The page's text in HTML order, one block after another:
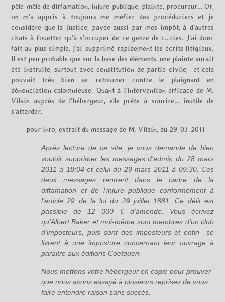
pêle-mêle de diffamation, injure publique, plainte, procureur… Or,
on m’a appris à toujours me méfier des procéduriers et je
considère que la Justice, payée aussi par mes impôt, à d’autres
chats à fouetter qu’à s’occuper de ce genre de c…ries. J’ai donc
fait au plus simple, j’ai supprimé rapidement les écrits litigieux.
Il est peu probable que sur la base des éléments, une plainte aurait
été instruite, surtout avec constitution de partie civile, et cela
pouvait très bien se retourner contre le plaignant en
dénonciation calomnieuse. Quant à l’intervention efficace de M.
Vilain auprès de l’hébergeur, elle prête à sourire… inutile de
s’attarder.
pour info, extrait du message de M. Vilain, du 29-03-2011
Après lecture de ce site, je vous demande de bien
vouloir supprimer les messages d’admin du 28 mars
2011 à 18:04 et celui du 29 mars 2011 à 09:30. Ces
deux messages rentrent dans le cadre de la
diffamation et de l’injure publique conformément à
l’article 29 de la loi du 29 juillet 1881. Ce délit est
passible de 12 000 € d’amende. Vous écrivez
qu’Albert Baker et moi-même sont membres d’un club
d’imposteurs, puis sont des imposteurs et enfin se
livrent à une imposture concernant leur ouvrage à
paraitre aux éditions Coetquen.
Nous mettons votre hébergeur en copie pour prouver
que nous avons essayé à plusieurs reprises de vous
faire entendre raison sans succès.